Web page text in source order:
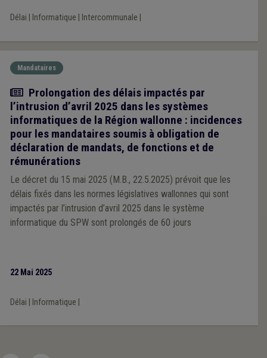
Délai Informatique Intercommunale
Mandataires
Actualité
Prolongation des délais impactés par
l’intrusion d’avril 2025 dans les systèmes
informatiques de la Région wallonne : incidences
pour les mandataires soumis à obligation de
déclaration de mandats, de fonctions et de
rémunérations
Le décret du 15 mai 2025 (M.B., 22.5.2025) prévoit que les
délais fixés dans les normes législatives wallonnes qui sont
impactés par l’intrusion d’avril 2025 dans le système
informatique du SPW sont prolongés de 60 jours
22 Mai 2025
Délai Informatique